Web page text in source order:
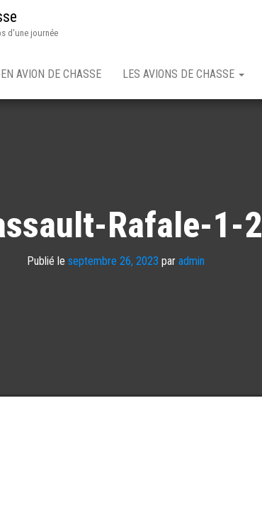
d'une journée
AVION DE CHASSE LES AVIONS DE CHASSE
Rafale-1-2
Publié le septembre 26, 2023 par admin